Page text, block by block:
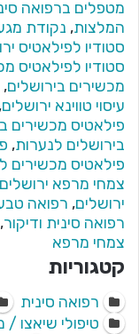
מטפלים ברפואה
המלצות, נקודת
סטודיו לפילאטיס
סטודיו לפילאטיס
מכשירים בירושלים,
עיסוי טווינא ירושלים,
פילאטיס מכשירים
בירושלים לנערות,
פילאטיס מכשירים
צמחי מרפא ירושלים
ירושלים, רפואה
רפואה סינית ודיקור,
צמחי מרפא
קטגוריות
רפואה סינית
טיפולי שיאצו